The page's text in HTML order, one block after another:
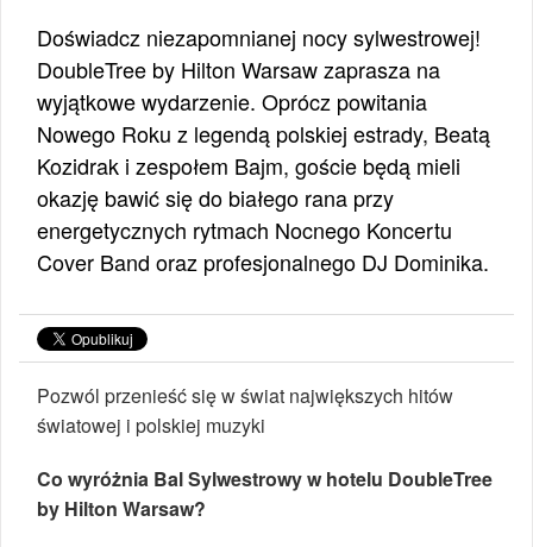
Doświadcz niezapomnianej nocy sylwestrowej!
DoubleTree by Hilton Warsaw zaprasza na
wyjątkowe wydarzenie. Oprócz powitania
Nowego Roku z legendą polskiej estrady, Beatą
Kozidrak i zespołem Bajm, goście będą mieli
okazję bawić się do białego rana przy
energetycznych rytmach Nocnego Koncertu
Cover Band oraz profesjonalnego DJ Dominika.
Pozwól przenieść się w świat największych hitów
światowej i polskiej muzyki
Co wyróżnia Bal Sylwestrowy w hotelu DoubleTree
by Hilton Warsaw?